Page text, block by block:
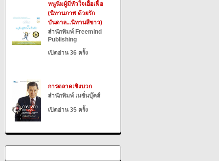
หนูนิ่มผู้มีหัวใจเอื้อเฟื้อ
(นิทานภาพ ด้วยรัก
บันดาล...นิทานสีขาว)
สำนักพิมพ์ Freemind
Publishing
เปิดอ่าน 36 ครั้ง
การตลาดเชิงบวก
สำนักพิมพ์ เนชั่นบุ๊คส์
เปิดอ่าน 35 ครั้ง